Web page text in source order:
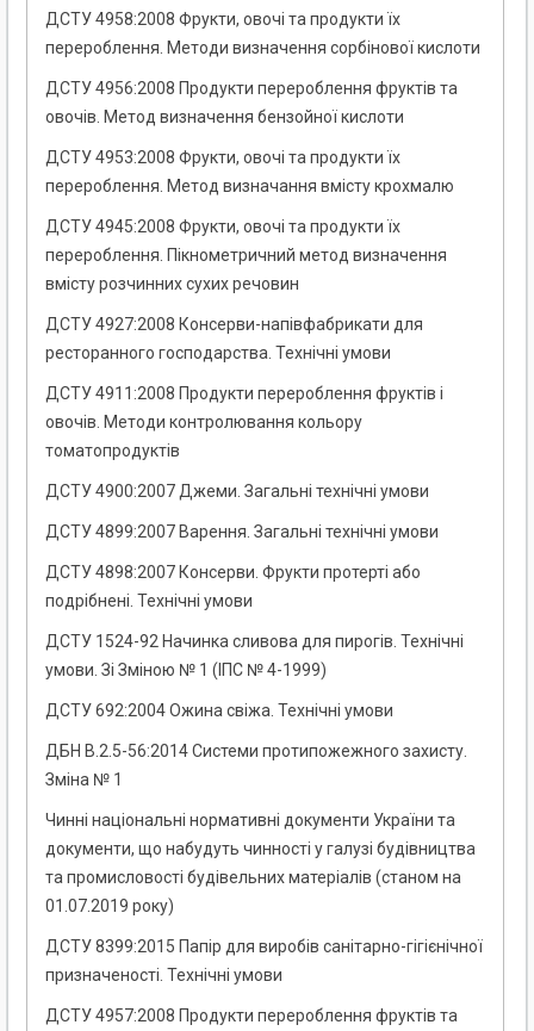
ДСТУ 4958:2008 Фрукти, овочі та продукти їх
перероблення. Методи визначення сорбінової кислоти
ДСТУ 4956:2008 Продукти перероблення фруктів та
овочів. Метод визначення бензойної кислоти
ДСТУ 4953:2008 Фрукти, овочі та продукти їх
перероблення. Метод визначання вмісту крохмалю
ДСТУ 4945:2008 Фрукти, овочі та продукти їх
перероблення. Пікнометричний метод визначення
вмісту розчинних сухих речовин
ДСТУ 4927:2008 Консерви-напівфабрикати для
ресторанного господарства. Технічні умови
ДСТУ 4911:2008 Продукти перероблення фруктів і
овочів. Методи контролювання кольору
томатопродуктів
ДСТУ 4900:2007 Джеми. Загальні технічні умови
ДСТУ 4899:2007 Варення. Загальні технічні умови
ДСТУ 4898:2007 Консерви. Фрукти протерті або
подрібнені. Технічні умови
ДСТУ 1524-92 Начинка сливова для пирогів. Технічні
умови. Зі Зміною № 1 (ІПС № 4-1999)
ДСТУ 692:2004 Ожина свіжа. Технічні умови
ДБН В.2.5-56:2014 Системи протипожежного захисту.
Зміна № 1
Чинні національні нормативні документи України та
документи, що набудуть чинності у галузі будівництва
та промисловості будівельних матеріалів (станом на
01.07.2019 року)
ДСТУ 8399:2015 Папір для виробів санітарно-гігієнічної
призначеності. Технічні умови
ДСТУ 4957:2008 Продукти перероблення фруктів та